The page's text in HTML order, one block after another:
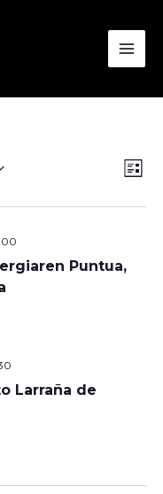
Lista
Puntua,
Larraña de